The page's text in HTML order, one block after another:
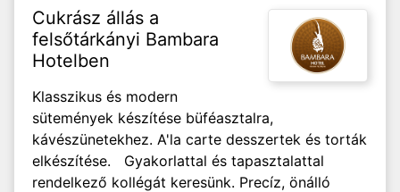
Cukrász állás a
felsőtárkányi Bambara
Hotelben
Klasszikus és modern
sütemények készítése büféasztalra,
kávészünetekhez. A'la carte desszertek és torták
elkészítése. Gyakorlattal és tapasztalattal
rendelkező kollégát keresünk. Precíz, önálló